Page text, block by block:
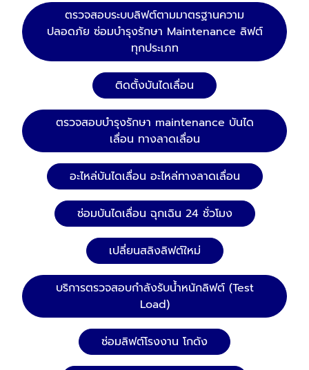
ตรวจสอบระบบลิฟต์ตามมาตรฐานความ
ปลอดภัย ซ่อมบำรุงรักษา Maintenance ลิฟต์
ทุกประเภท
ติดตั้งบันไดเลื่อน
ตรวจสอบบำรุงรักษา maintenance บันได
เลื่อน ทางลาดเลื่อน
อะไหล่บันไดเลื่อน อะไหล่ทางลาดเลื่อน
ซ่อมบันไดเลื่อน ฉุกเฉิน 24 ชั่วโมง
เปลี่ยนสลิงลิฟต์ใหม่
บริการตรวจสอบกำลังรับน้ำหนักลิฟต์ (Test
Load)
ซ่อมลิฟต์โรงงาน โกดัง